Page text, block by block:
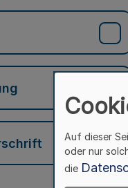
Auf dieser
oder nur
die